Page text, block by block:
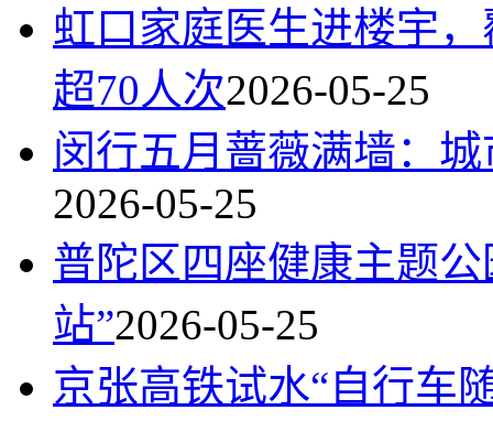
虹口家庭医生进楼宇
超70人次2026-05-25
闵行五月蔷薇满墙：
2026-05-25
普陀区四座健康主题
站”2026-05-25
京张高铁试水“自行车